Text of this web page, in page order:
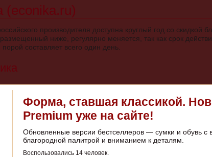
(econika.ru)
производителя доступна круглый год со скидкой
ниже, регулярно меняется, так как срок
составляет всего один день.
Форма, ставшая классикой.
Premium уже на сайте!
Обновленные версии бестселлеров — сумки и обувь с
благородной палитрой и вниманием к деталям.
Воспользовались 14 человек.